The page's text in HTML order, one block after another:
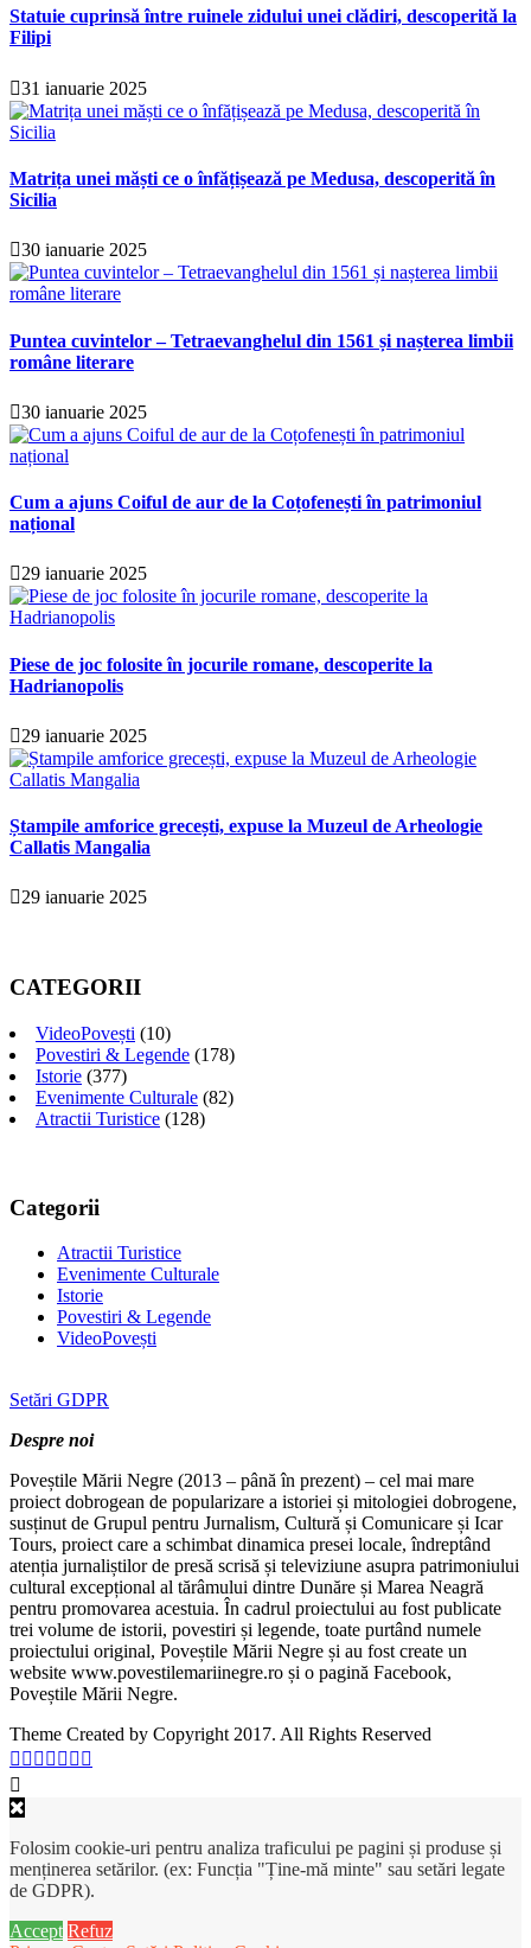
Statuie cuprinsă între ruinele zidului unei clădiri, descoperită la
Filipi
31 ianuarie 2025
Matrița unei măști ce o înfățișează pe Medusa, descoperită în
Sicilia
30 ianuarie 2025
Puntea cuvintelor – Tetraevanghelul din 1561 și nașterea limbii
române literare
30 ianuarie 2025
Cum a ajuns Coiful de aur de la Coțofenești în patrimoniul
național
29 ianuarie 2025
Piese de joc folosite în jocurile romane, descoperite la
Hadrianopolis
29 ianuarie 2025
Ștampile amforice grecești, expuse la Muzeul de Arheologie
Callatis Mangalia
29 ianuarie 2025
CATEGORII
VideoPovești (10)
Povestiri & Legende (178)
Istorie (377)
Evenimente Culturale (82)
Atractii Turistice (128)
Categorii
Atractii Turistice
Evenimente Culturale
Istorie
Povestiri & Legende
VideoPovești
Setări GDPR
Despre noi
Poveștile Mării Negre (2013 – până în prezent) – cel mai mare
proiect dobrogean de popularizare a istoriei și mitologiei dobrogene,
susținut de Grupul pentru Jurnalism, Cultură și Comunicare și Icar
Tours, proiect care a schimbat dinamica presei locale, îndreptând
atenția jurnaliștilor de presă scrisă și televiziune asupra patrimoniului
cultural excepțional al tărâmului dintre Dunăre și Marea Neagră
pentru promovarea acestuia. În cadrul proiectului au fost publicate
trei volume de istorii, povestiri și legende, toate purtând numele
proiectului original, Poveștile Mării Negre și au fost create un
website www.povestilemariinegre.ro și o pagină Facebook,
Poveștile Mării Negre.
Theme Created by Copyright 2017. All Rights Reserved
Folosim cookie-uri pentru analiza traficului pe pagini și produse și
menținerea setărilor. (ex: Funcția "Ține-mă minte" sau setări legate
de GDPR).
Accept Refuz